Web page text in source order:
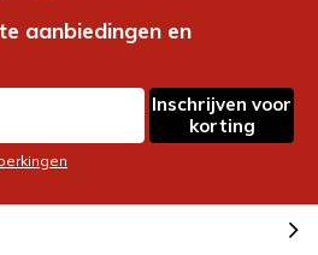
aanbiedingen en
Inschrijven voor
korting